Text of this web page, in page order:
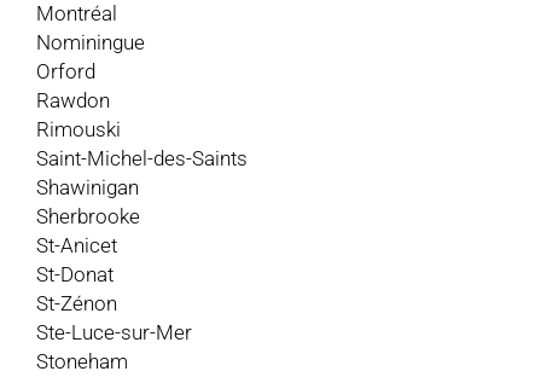
Montréal
Nominingue
Orford
Rawdon
Rimouski
Saint-Michel-des-Saints
Shawinigan
Sherbrooke
St-Anicet
St-Donat
St-Zénon
Ste-Luce-sur-Mer
Stoneham